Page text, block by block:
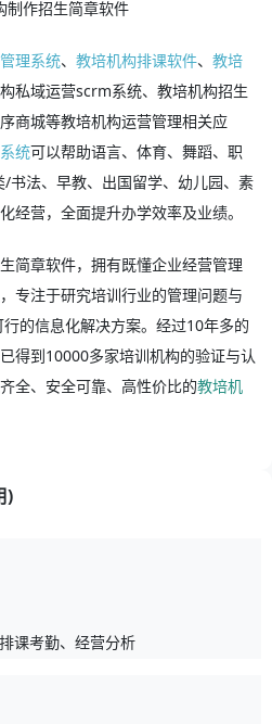
理系统、教培机构排课软件、教培
私域运营scrm系统、教培机构招生
商城等教培机构运营管理相关应
统可以帮助语言、体育、舞蹈、职
书法、早教、出国留学、幼儿园、素
经营，全面提升办学效率及业绩。
简章软件，拥有既懂企业经营管理
专注于研究培训行业的管理问题与
的信息化解决方案。经过10年多的
得到10000多家培训机构的验证与认
全、安全可靠、高性价比的教培机
)
课考勤、经营分析